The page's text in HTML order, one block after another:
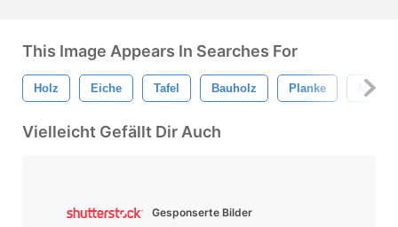
This Image Appears In Searches For
Holz Eiche Tafel Bauholz Planke
Vielleicht Gefällt Dir Auch
Gesponserte Bilder